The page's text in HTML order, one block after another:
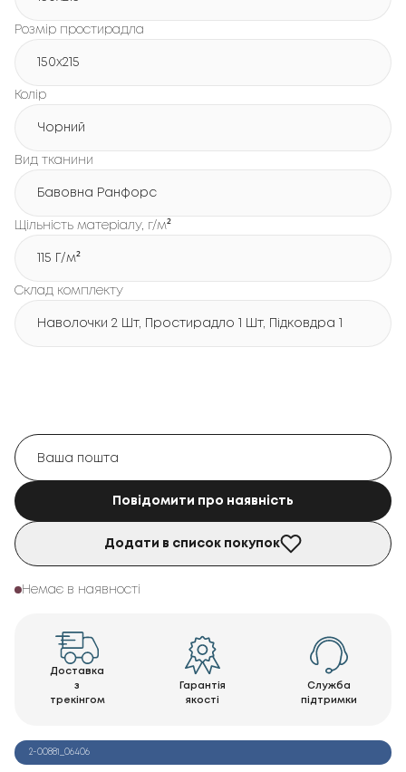
Розмір простирадла
150х215
Колір
Чорний
Вид тканини
Бавовна Ранфорс
Щільність матеріалу, г/м²
115 Г/м²
Склад комплекту
Наволочки 2 Шт, Простирадло 1 Шт, Підковдра 1 Шт
Повідомити про наявність
Додати в список покупок
Немає в наявності
Доставка
з
трекінгом
Гарантія
якості
Служба
підтримки
2-00881_06406